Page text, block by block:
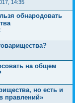
14:35
обнародовать
на общем
но есть и
правлений»